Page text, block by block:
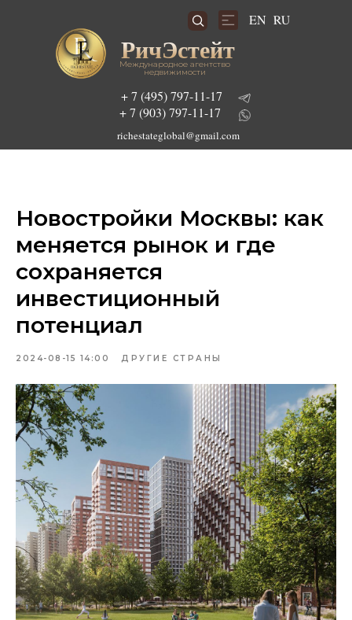
Международное агентство
недвижимости
РичЭстейт
+ 7 (903) 797-11-17
+ 7 (495) 797-11-17
richestateglobal@gmail.com
EN RU
Подобрать инвестиционный проект
Новостройки Москвы: как
меняется рынок и где
сохраняется
инвестиционный
потенциал
2024-08-15 14:00 ДРУГИЕ СТРАНЫ